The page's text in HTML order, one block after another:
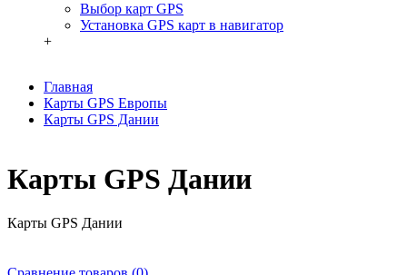
Выбор карт GPS
Установка GPS карт в навигатор
+
Главная
Карты GPS Европы
Карты GPS Дании
Карты GPS Дании
Карты GPS Дании